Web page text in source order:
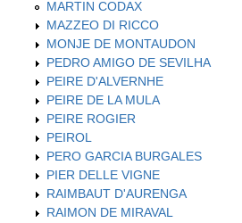
MARTIN CODAX
MAZZEO DI RICCO
MONJE DE MONTAUDON
PEDRO AMIGO DE SEVILHA
PEIRE D'ALVERNHE
PEIRE DE LA MULA
PEIRE ROGIER
PEIROL
PERO GARCIA BURGALES
PIER DELLE VIGNE
RAIMBAUT D'AURENGA
RAIMON DE MIRAVAL